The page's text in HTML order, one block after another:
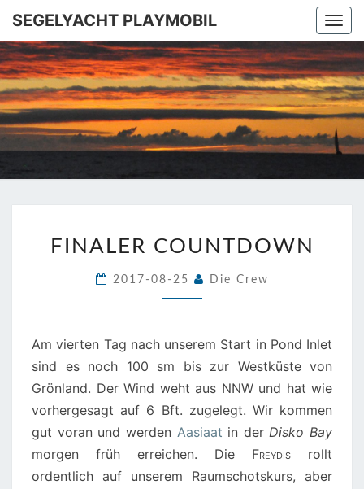
SEGELYACHT PLAYMOBIL
Ins
Mittelmeer!
COUNTDOWN
FINALER COUNTDOWN
2017-08-25 Die Crew
Am vierten Tag nach unserem Start in Pond Inlet
sind es noch 100 sm bis zur Westküste von
Grönland. Der Wind weht aus NNW und hat wie
vorhergesagt auf 6 Bft. zugelegt. Wir kommen
gut voran und werden Aasiaat in derDisko Bay
morgen früh erreichen. Die Freydis rollt
ordentlich auf unserem Raumschotskurs, aber